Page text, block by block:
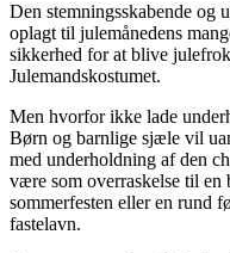
Den stemningsskabende og
oplagt til julemånedens
sikkerhed for at blive
Julemandskostumet.
Men hvorfor ikke lade
Børn og barnlige sjæle vil
med underholdning af den
være som overraskelse til en
sommerfesten eller en rund
fastelavn.